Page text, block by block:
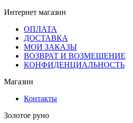
Интернет магазин
ОПЛАТА
ДОСТАВКА
МОИ ЗАКАЗЫ
ВОЗВРАТ И ВОЗМЕЩЕНИЕ
КОНФИДЕНЦИАЛЬНОСТЬ
Магазин
Контакты
Золотое руно